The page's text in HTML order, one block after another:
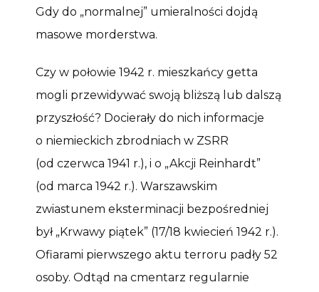
Gdy do „normalnej” umieralności dojdą
masowe morderstwa.
Czy w połowie 1942 r. mieszkańcy getta
mogli przewidywać swoją bliższą lub dalszą
przyszłość? Docierały do nich informacje
o niemieckich zbrodniach w ZSRR
(od czerwca 1941 r.), i o „Akcji Reinhardt”
(od marca 1942 r.). Warszawskim
zwiastunem eksterminacji bezpośredniej
był „Krwawy piątek” (17/18 kwiecień 1942 r.).
Ofiarami pierwszego aktu terroru padły 52
osoby. Odtąd na cmentarz regularnie